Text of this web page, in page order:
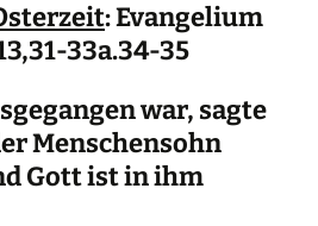
: Evangelium
33a.34-35
war, sagte
Menschensohn
Gott ist in ihm